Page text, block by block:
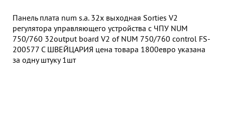
Панель плата num s.a. 32х выходная Sorties V2
регулятора управляющего устройства с ЧПУ NUM
750/760 32output board V2 of NUM 750/760 control FS-
200577 C ШВЕЙЦАРИЯ цена товара 1800евро указана
за одну штуку 1шт